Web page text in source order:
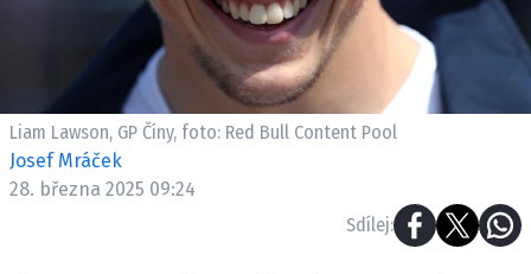
SLEDUJTE NÁS NA|
ETICKÝ KODEX
KONTAKT
OSOBNÍ ÚDAJE / COOKIES
Liam Lawson, GP Číny, foto: Red Bull Content Pool
Josef Mráček
28. března 2025 09:24
Sdílej: